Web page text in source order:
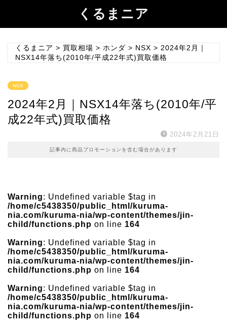
くるまニア
くるまニア > 買取相場 > ホンダ > NSX > 2024年2月｜
NSX14年落ち(2010年/平成22年式)買取価格
NSX
2024年2月｜NSX14年落ち(2010年/平
成22年式)買取価格
2024年2月21日
記事内に商品プロモーションを含む場合があります
Warning: Undefined variable $tag in
/home/c5438350/public_html/kuruma-
nia.com/kuruma-nia/wp-content/themes/jin-
child/functions.php on line 164
Warning: Undefined variable $tag in
/home/c5438350/public_html/kuruma-
nia.com/kuruma-nia/wp-content/themes/jin-
child/functions.php on line 164
Warning: Undefined variable $tag in
/home/c5438350/public_html/kuruma-
nia.com/kuruma-nia/wp-content/themes/jin-
child/functions.php on line 164